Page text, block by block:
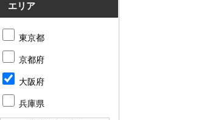
エリア
東京都
京都府
大阪府
兵庫県